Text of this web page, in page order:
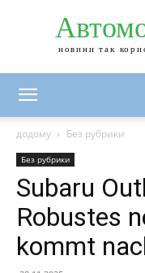
новини так
додому Без рубрики
Без рубрики
Subaru
Robustes
kommt